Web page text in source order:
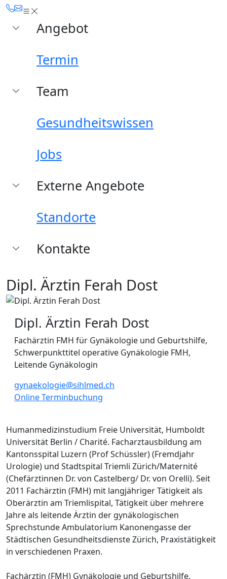
Angebot
Termin
Team
Gesundheitswissen
Jobs
Externe Angebote
Standorte
Kontakte
Dipl. Ärztin Ferah Dost
Dipl. Ärztin Ferah Dost
Fachärztin FMH für Gynäkologie und Geburtshilfe,
Schwerpunkttitel operative Gynäkologie FMH,
Leitende Gynäkologin
gynaekologie@sihlmed.ch
Online Terminbuchung
Humanmedizinstudium Freie Universität, Humboldt
Universität Berlin / Charité. Facharztausbildung am
Kantonsspital Luzern (Prof Schüssler) (Fremdjahr
Urologie) und Stadtspital Triemli Zürich/Maternité
(Chefärztinnen Dr. von Castelberg/ Dr. von Orelli). Seit
2011 Fachärztin (FMH) mit langjähriger Tätigkeit als
Oberärztin am Triemlispital, Tätigkeit über mehrere
Jahre als leitende Ärztin der gynäkologischen
Sprechstunde Ambulatorium Kanonengasse der
Städtischen Gesundheitsdienste Zürich, Praxistätigkeit
in verschiedenen Praxen.
Fachärztin (FMH) Gynäkologie und Geburtshilfe,